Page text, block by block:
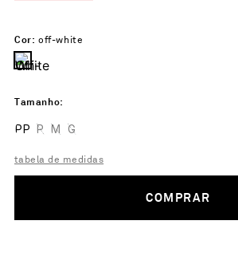
Cor: off-white
Tamanho
PP P M G
tabela de medidas
COMPRAR